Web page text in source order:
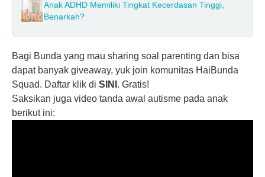
Anak ADHD Memiliki Tingkat Kecerdasan Tinggi,
Benarkah?
Bagi Bunda yang mau sharing soal parenting dan bisa
dapat banyak giveaway, yuk join komunitas HaiBunda
Squad. Daftar klik di SINI . Gratis!
Saksikan juga video tanda awal autisme pada anak
berikut ini: